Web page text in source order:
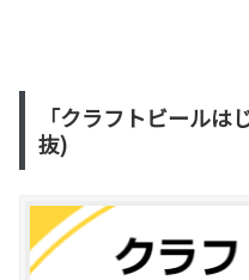
「クラフトビール
抜)